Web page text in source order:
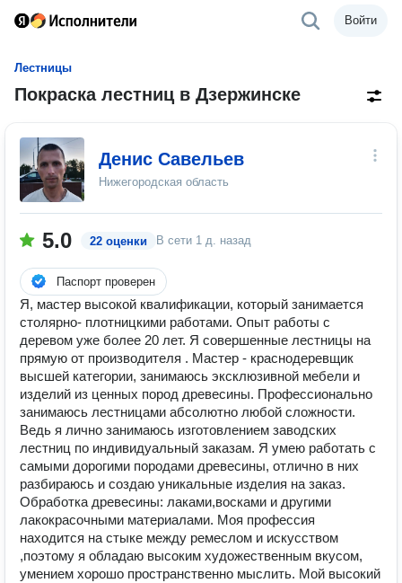
Войти
Лестницы
Покраска лестниц в Дзержинске
Денис Савельев
Нижегородская область
5.0 22 оценки В сети 1 д. назад
Паспорт проверен
Я, мастер высокой квалификации, который занимается
столярно- плотницкими работами. Опыт работы с
деревом уже более 20 лет. Я совершенные лестницы на
прямую от производителя . Мастер - краснодеревщик
высшей категории, занимаюсь эксклюзивной мебели и
изделий из ценных пород древесины. Профессионально
занимаюсь лестницами абсолютно любой сложности.
Ведь я лично занимаюсь изготовлением заводских
лестниц по индивидуальный заказам. Я умею работать с
самыми дорогими породами древесины, отлично в них
разбираюсь и создаю уникальные изделия на заказ.
Обработка древесины: лаками,восками и другими
лакокрасочными материалами. Моя профессия
находится на стыке между ремеслом и искусством
,поэтому я обладаю высоким художественным вкусом,
умением хорошо пространственно мыслить. Мой высокий